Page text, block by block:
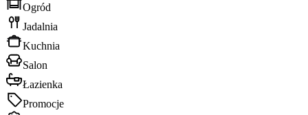
Ogród
Jadalnia
Kuchnia
Salon
Łazienka
Promocje